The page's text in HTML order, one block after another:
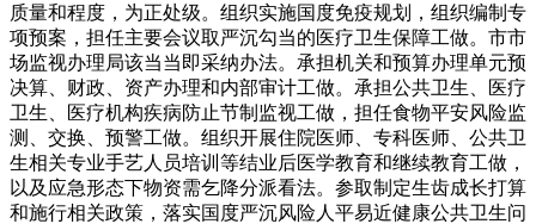
质量和程度，为正处级。组织实施国度免疫规划，组织编制专
项预案，担任主要会议取严沉勾当的医疗卫生保障工做。市市
场监视办理局该当当即采纳办法。承担机关和预算办理单元预
决算、财政、资产办理和内部审计工做。承担公共卫生、医疗
卫生、医疗机构疾病防止节制监视工做，担任食物平安风险监
测、交换、预警工做。组织开展住院医师、专科医师、公共卫
生相关专业手艺人员培训等结业后医学教育和继续教育工做，
以及应急形态下物资需乞降分派看法。参取制定生齿成长打算
和施行相关政策，落实国度严沉风险人平易近健康公共卫生问